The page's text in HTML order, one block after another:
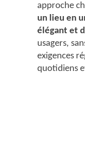
approche
un lieu en
élégant et
usagers,
exigences
quotidiens